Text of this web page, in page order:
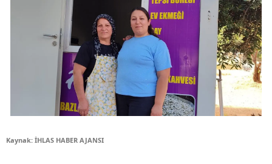
Kaynak: İHLAS HABER AJANSI